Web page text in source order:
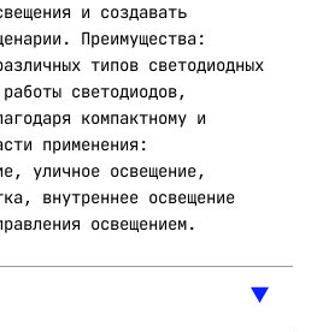
и создавать
Преимущества:
типов светодиодных
светодиодов,
компактному и
применения:
уличное освещение,
внутреннее освещение
освещением.